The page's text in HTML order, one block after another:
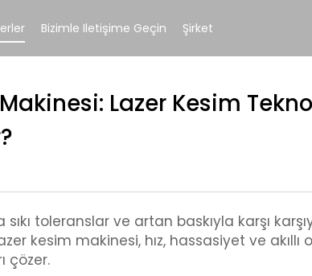
Bizimle Iletişime Geçin Şirket
Lazer Kesim
toleranslar ve artan baskıyla karşı
kesim makinesi, hız, hassasiyet ve
çözer.